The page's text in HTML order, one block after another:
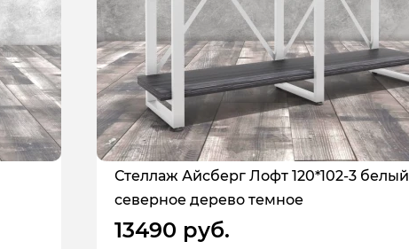
Стеллаж Айсберг Лофт 120*102-3 белый
северное дерево темное
13490 руб.